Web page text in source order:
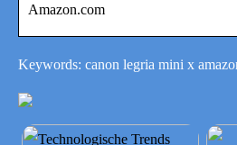
Amazon.com
Keywords: canon legria mini x